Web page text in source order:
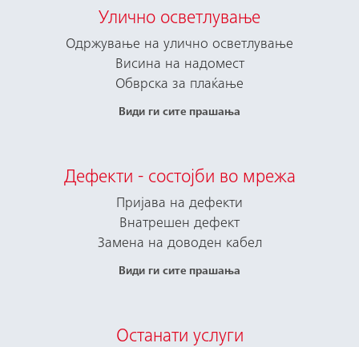
Улично осветлување
Одржување на улично осветлување
Висина на надомест
Обврска за плаќање
Види ги сите прашања
Дефекти - состојби во мрежа
Пријава на дефекти
Внатрешен дефект
Замена на доводен кабел
Види ги сите прашања
Останати услуги